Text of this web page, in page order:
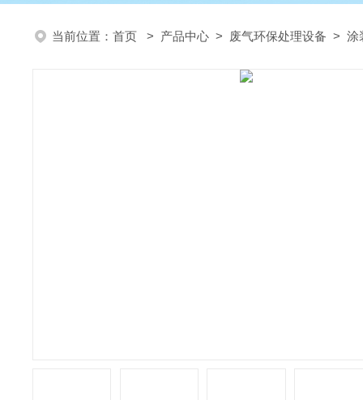
当前位置： 首页 > 产品中心 > 废气环保处理设备 > 涂